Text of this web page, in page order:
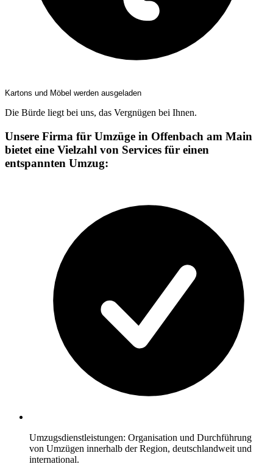
Kartons und Möbel werden ausgeladen
Die Bürde liegt bei uns, das Vergnügen bei Ihnen.
Unsere Firma für Umzüge in Offenbach am Main
bietet eine Vielzahl von Services für einen
entspannten Umzug:
Umzugsdienstleistungen: Organisation und Durchführung
von Umzügen innerhalb der Region, deutschlandweit und
international.